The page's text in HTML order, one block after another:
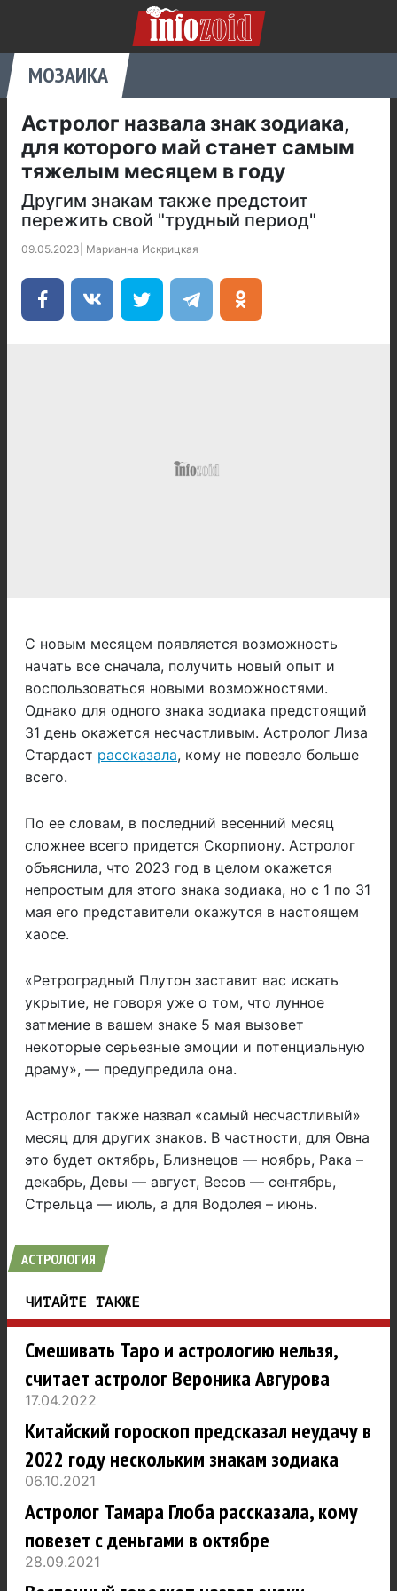
МОЗАИКА
Астролог назвала знак зодиака,
для которого май станет самым
тяжелым месяцем в году
Другим знакам также предстоит
пережить свой "трудный период"
09.05.2023 Марианна Искрицкая
С новым месяцем появляется возможность
начать все сначала, получить новый опыт и
воспользоваться новыми возможностями.
Однако для одного знака зодиака предстоящий
31 день окажется несчастливым. Астролог Лиза
Стардаст рассказала, кому не повезло больше
всего.
По ее словам, в последний весенний месяц
сложнее всего придется Скорпиону. Астролог
объяснила, что 2023 год в целом окажется
непростым для этого знака зодиака, но с 1 по 31
мая его представители окажутся в настоящем
хаосе.
«Ретроградный Плутон заставит вас искать
укрытие, не говоря уже о том, что лунное
затмение в вашем знаке 5 мая вызовет
некоторые серьезные эмоции и потенциальную
драму», — предупредила она.
Астролог также назвал «самый несчастливый»
месяц для других знаков. В частности, для Овна
это будет октябрь, Близнецов — ноябрь, Рака –
декабрь, Девы — август, Весов — сентябрь,
Стрельца — июль, а для Водолея – июнь.
АСТРОЛОГИЯ
ЧИТАЙТЕ ТАКЖЕ
Смешивать Таро и астрологию нельзя,
считает астролог Вероника Авгурова
17.04.2022
Китайский гороскоп предсказал неудачу в
2022 году нескольким знакам зодиака
06.10.2021
Астролог Тамара Глоба рассказала, кому
повезет с деньгами в октябре
28.09.2021